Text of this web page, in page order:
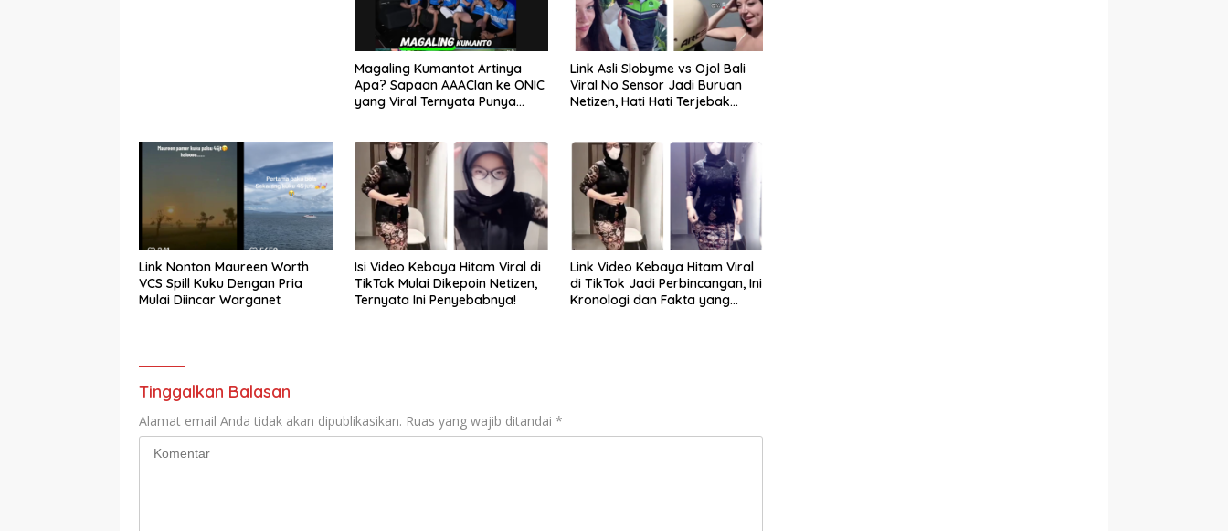
Magaling Kumantot Artinya
Apa? Sapaan AAAClan ke ONIC
yang Viral Ternyata Punya
Link Asli Slobyme vs Ojol Bali
Viral No Sensor Jadi Buruan
Netizen, Hati Hati Terjebak
Link Nonton Maureen Worth
VCS Spill Kuku Dengan Pria
Mulai Diincar Warganet
Isi Video Kebaya Hitam Viral di
TikTok Mulai Dikepoin Netizen,
Ternyata Ini Penyebabnya!
Link Video Kebaya Hitam Viral
di TikTok Jadi Perbincangan, Ini
Kronologi dan Fakta yang
Tinggalkan Balasan
Alamat email Anda tidak akan dipublikasikan. Ruas yang wajib ditandai *